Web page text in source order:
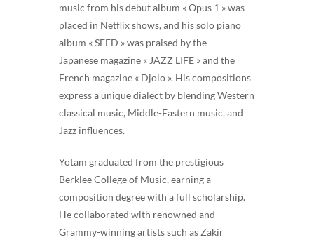
music from his debut album « Opus 1 » was
placed in Netflix shows, and his solo piano
album « SEED » was praised by the
Japanese magazine « JAZZ LIFE » and the
French magazine « Djolo ». His compositions
express a unique dialect by blending Western
classical music, Middle-Eastern music, and
Jazz influences.
Yotam graduated from the prestigious
Berklee College of Music, earning a
composition degree with a full scholarship.
He collaborated with renowned and
Grammy-winning artists such as Zakir